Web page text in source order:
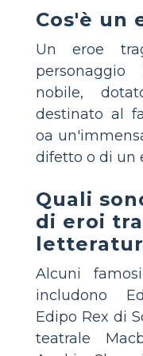
Cos'è un
Un eroe
nobile,
destinato al
oa
difetto o di un
Quali
di eroi
Alcuni
includono
Edipo Rex di
teatrale